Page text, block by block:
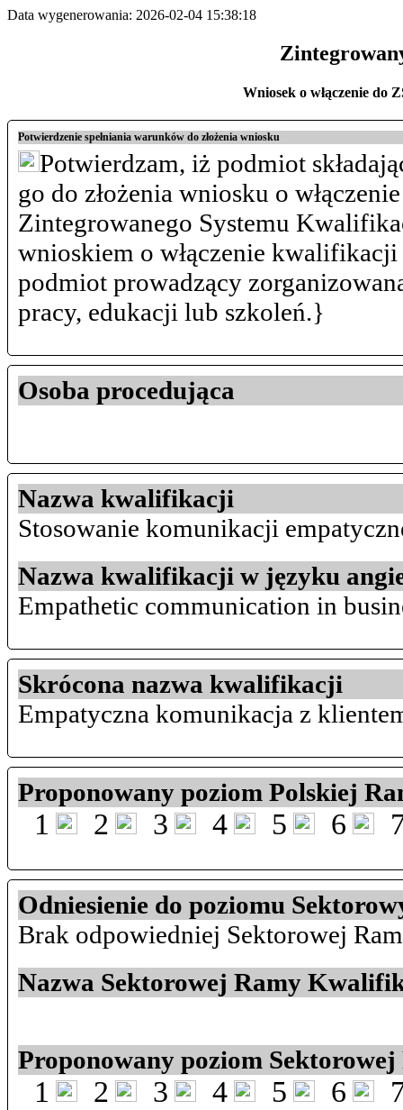
Data wygenerowania: 2026-02-04 15:38:18
Wniosek o włączenie
Potwierdzenie spełniania warunków do złożenia wniosku
Potwierdzam, iż podmiot
go do złożenia wniosku o
Zintegrowanego Systemu
wnioskiem o włączenie
podmiot prowadzący
pracy, edukacji lub szkoleń.}
Osoba procedująca
Nazwa kwalifikacji
Stosowanie komunikacji
Nazwa kwalifikacji w języku
Empathetic communication in
Skrócona nazwa kwalifikacji
Empatyczna komunikacja z
Proponowany poziom Polskiej
1 2 3 4 5 6
Odniesienie do poziomu
Brak odpowiedniej Sektorowej
Nazwa Sektorowej Ramy
Proponowany poziom
1 2 3 4 5 6